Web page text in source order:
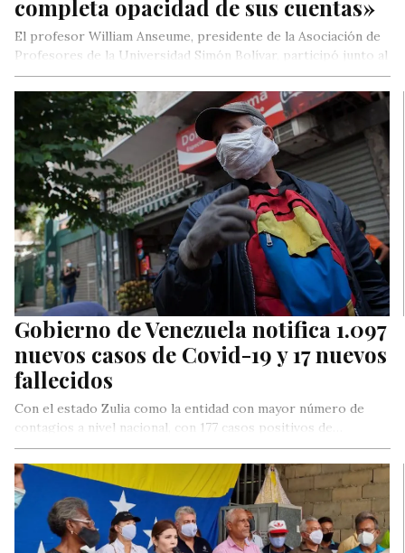
completa opacidad de sus cuentas»
El profesor William Anseume, presidente de la Asociación de
Profesores de la Universidad Simón Bolívar, participó junto al
diputado Luis…
Gobierno de Venezuela notifica 1.097
nuevos casos de Covid-19 y 17 nuevos
fallecidos
Con el estado Zulia como la entidad con mayor número de
contagios a nivel nacional, con 177 casos positivos de…